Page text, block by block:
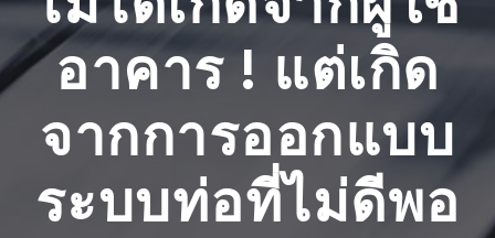
อาคาร ! แต่เกิด
จากการออกแบบ
ระบบท่อที่ไม่ดีพอ